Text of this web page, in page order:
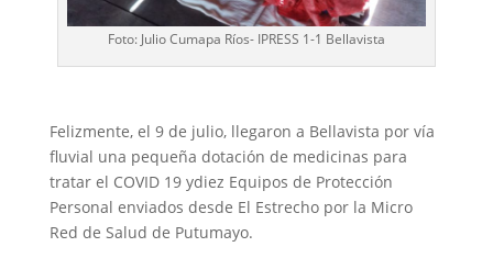
Foto: Julio Cumapa Ríos- IPRESS 1-1 Bellavista
Felizmente, el 9 de julio, llegaron a Bellavista por vía
fluvial una pequeña dotación de medicinas para
tratar el COVID 19 ydiez Equipos de Protección
Personal enviados desde El Estrecho por la Micro
Red de Salud de Putumayo.